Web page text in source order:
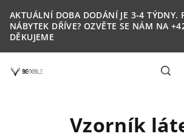
na
obsah
AKTUÁLNÍ DOBA DODÁNÍ JE 3-4 TÝDNY.
NÁBYTEK DŘÍVE? OZVĚTE SE NÁM NA
DĚKUJEME
Vzorník